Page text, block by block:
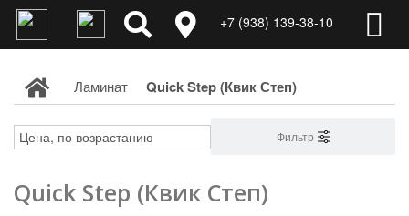
+7 (938) 139-38-10
Ламинат Quick Step (Квик Степ)
Фильтр
Quick Step (Квик Степ)